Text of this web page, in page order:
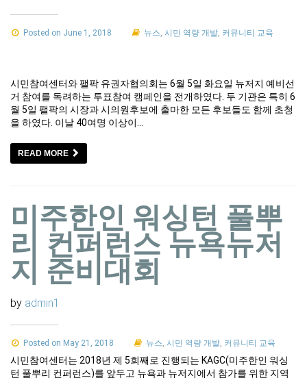
Posted on June 1, 2018 뉴스,시민 역량 개발, 커뮤니티 교육
시민참여센터와 팰팍 유권자협의회는 6월 5일 화요일 뉴저지 예비선
거 참여를 독려하는 투표참여 캠페인을 전개하였다. 두 기관은 특히 6
월 5일 팰팍의 시장과 시의원후보에 출마한 모든 후보들도 함께 초청
을 하였다. 이날 40여명 이상이…
READ MORE
미주한인 워싱턴 풀뿌
리 컨퍼런스 뉴욕뉴저
지 준비대회
by admin1
Posted on May 21, 2018 뉴스,시민 역량 개발, 커뮤니티 교육
시민참여센터는 2018년 제 5회째로 진행되는 KAGC(미주한인 워싱
턴 풀뿌리 컨퍼런스)를 앞두고 뉴욕과 뉴저지에서 참가를 위한 지역